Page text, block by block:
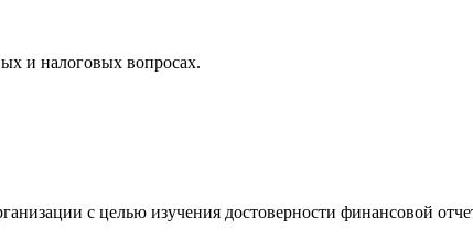
и налоговых вопросах.
с целью изучения достоверности финансовой